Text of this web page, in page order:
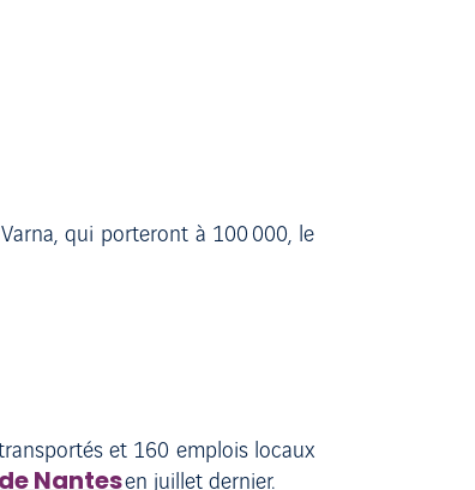
qui porteront à 100 000, le
et 160 emplois locaux
Nantesen juillet dernier.